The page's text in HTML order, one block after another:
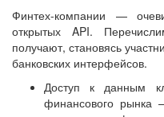
Финтех-компании —
открытых API.
получают, становясь
банковских интерфейсов.
Доступ к данным
финансового рынка